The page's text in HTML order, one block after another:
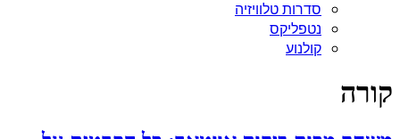
סדרות טלוויזיה
נטפליקס
קולנוע
קורה